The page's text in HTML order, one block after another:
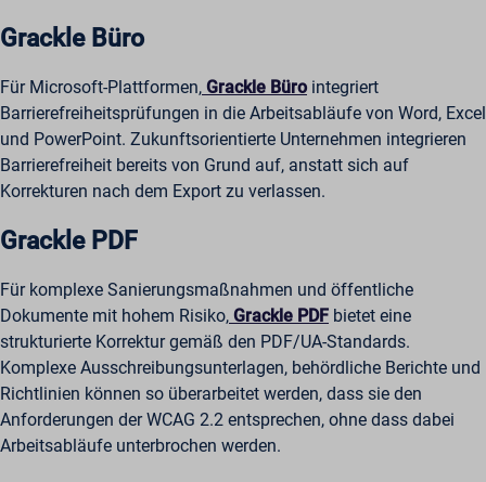
Grackle Büro
Für Microsoft-Plattformen, Grackle Büro integriert
Barrierefreiheitsprüfungen in die Arbeitsabläufe von Word, Excel
und PowerPoint. Zukunftsorientierte Unternehmen integrieren
Barrierefreiheit bereits von Grund auf, anstatt sich auf
Korrekturen nach dem Export zu verlassen.
Grackle PDF
Für komplexe Sanierungsmaßnahmen und öffentliche
Dokumente mit hohem Risiko, Grackle PDF bietet eine
strukturierte Korrektur gemäß den PDF/UA-Standards.
Komplexe Ausschreibungsunterlagen, behördliche Berichte und
Richtlinien können so überarbeitet werden, dass sie den
Anforderungen der WCAG 2.2 entsprechen, ohne dass dabei
Arbeitsabläufe unterbrochen werden.